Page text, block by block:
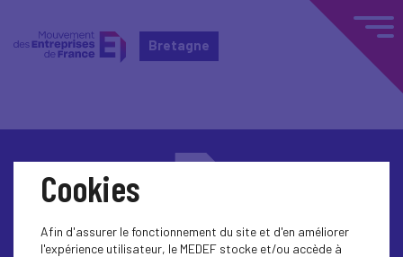
Bretagne
Contactez-nous
Cookies
Afin d'assurer le fonctionnement du site et d'en améliorer
l'expérience utilisateur, le MEDEF stocke et/ou accède à